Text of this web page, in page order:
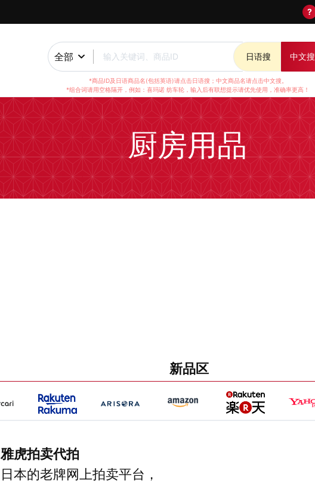
?
全部 输入关键词、商品ID 日语搜 中文搜
*商品ID及日语商品名(包括英语)请点击日语搜；中文商品名请点击中文搜。
*组合词请用空格隔开，例如：喜玛诺 纺车轮，输入后有联想提示请优先使用，准确率更高！
厨房用品
新品区
雅虎拍卖代拍
日本的老牌网上拍卖平台，